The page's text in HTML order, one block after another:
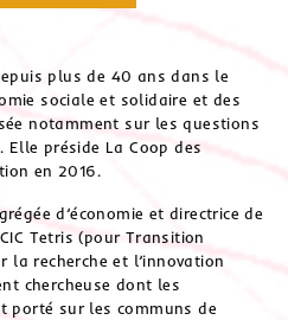
plus de 40 ans dans le
sociale et solidaire et des
notamment sur les questions
Elle préside La Coop des
en 2016.
d’économie et directrice de
Tetris (pour Transition
la recherche et l’innovation
chercheuse dont les
porté sur les communs de